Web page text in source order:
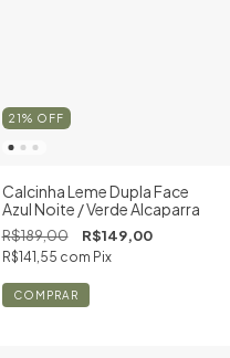
21% OFF
Calcinha Leme Dupla Face
Azul Noite / Verde Alcaparra
R$189,00 R$149,00
R$141,55 com Pix
COMPRAR